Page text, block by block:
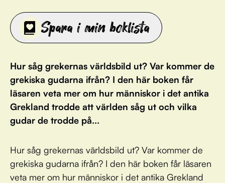
Spara i min boklista
Hur såg grekernas världsbild ut? Var kommer de
grekiska gudarna ifrån? I den här boken får
läsaren veta mer om hur människor i det antika
Grekland trodde att världen såg ut och vilka
gudar de trodde på...
Hur såg grekernas världsbild ut? Var kommer de
grekiska gudarna ifrån? I den här boken får läsaren
veta mer om hur människor i det antika Grekland